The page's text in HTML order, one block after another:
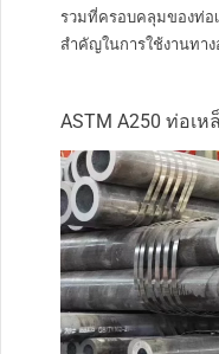
รวมที่ครอบคลุมของท่อเ
สำคัญในการใช้งานทา
ASTM A250 ท่อเ